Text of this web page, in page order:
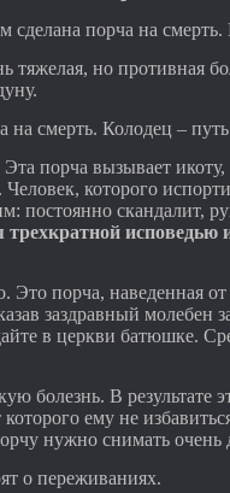
сделана порча на
тяжелая, но противная
на смерть. Колодец –
порча вызывает
которого
постоянно скандалит,
исповедью
Это порча, наведенная
заздравный молебен
в церкви батюшке.
болезнь. В результате
ему не
нужно снимать очень
о переживаниях.